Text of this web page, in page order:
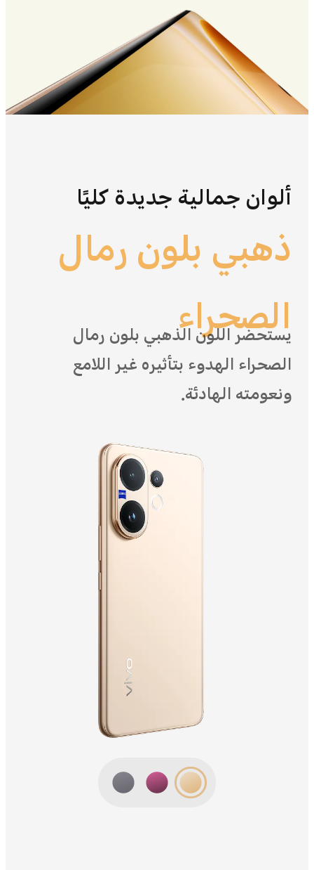
ألوان جمالية جديدة كليًا
ذهبي بلون رمال
الصحراء
الأرجواني الداكن
يستحضر اللون الذهبي بلون رمال
الصحراء الهدوء بتأثيره غير اللامع
ونعومته الهادئة.
أناقة بلا مجهود، ولون يتناغم مع حركتك.
يمزج اللون الأرجواني الداكن بين إشراقة
الشباب وأناقة السكون.